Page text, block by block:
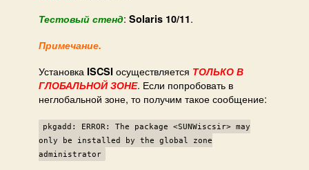
Тестовый стенд: Solaris 10/11.
Примечание.
Установка ISCSI осуществляется ТОЛЬКО В
ГЛОБАЛЬНОЙ ЗОНЕ. Если попробовать в
неглобальной зоне, то получим такое сообщение:
pkgadd: ERROR: The package <SUNWiscsir> may
only be installed by the global zone
administrator